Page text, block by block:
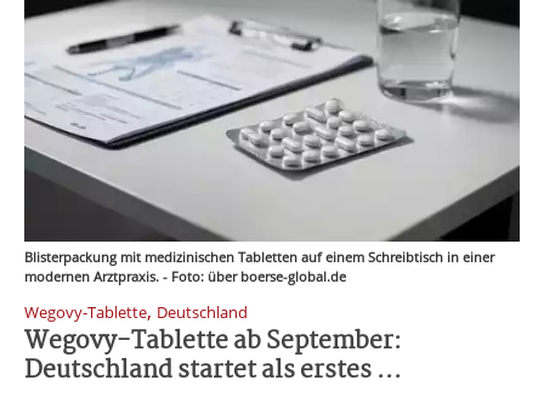
Blisterpackung mit medizinischen Tabletten auf einem Schreibtisch in einer
modernen Arztpraxis. - Foto: über boerse-global.de
Wegovy-Tablette, Deutschland
Wegovy-Tablette ab September:
Deutschland startet als erstes ...